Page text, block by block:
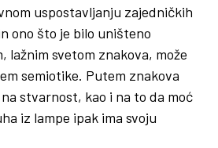
uspostavljanju zajedničkih
ono što je bilo uništeno
lažnim svetom znakova, može
semiotike. Putem znakova
stvarnost, kao i na to da moć
iz lampe ipak ima svoju